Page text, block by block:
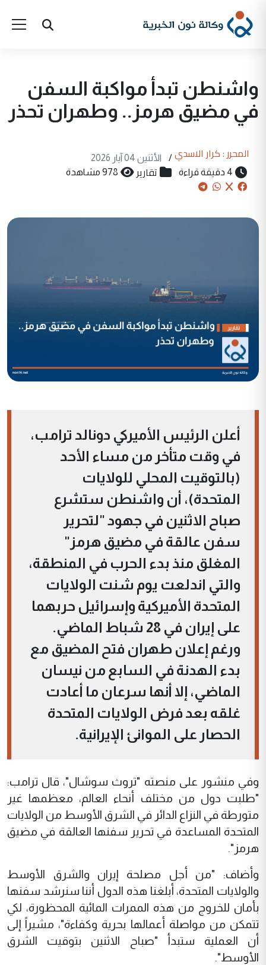
واشنطن تبدأ مواكبة السفن
في مضيق هرمز.. وطهران تحذر
المحرر : كرار الاسدي /
الأثنين 04 آيار 2026
4 دقيقة قراءة
تقارير 978 مشاهدة
أعلن الرئيس الأميركي دونالد ترامب،
في وقت متأخر من مساء الأحد
(بالتوقيت المحلي للولايات
المتحدة)، أن واشنطن ستشرع
صباح الاثنين في جهود "لتحرير
سفن عالقة في مضيق هرمز"
المغلق منذ بدء الحرب في المنطقة،
والتي اندلعت يوم شنت الولايات
المتحدة الأميركية وإسرائيل حربهما
على إيران في 28 شباط الماضي.
ورغم إعلان طهران فتح المضيق مع
بدء الهدنة في السابع من نيسان
الماضي، إلا أنها سرعان ما أعادت
غلقه بعد فرض الولايات المتحدة
الحصار على الموانئ الإيرانية.
وفي منشور على منصته "تروث سوشال"، قال ترامب:
"طلبت دول من مختلف أنحاء العالم، معظمها غير
متورطة في النزاع الدائر في الشرق الأوسط من الولايات
المتحدة المساعدة في تحرير سفنها العالقة في مضيق
هرمز".
وأضاف: "من أجل مصلحة إيران والشرق الأوسط
والولايات المتحدة، أبلغنا هذه الدول أننا سنرشد سفنها
بأمان للخروج من هذه الممرات المائية المحظورة، لكي
تتمكن من مواصلة أعمالها بحرية وكفاءة"، مشيراً إلى
أن العملية ستبدأ "صباح الاثنين بتوقيت الشرق
الأوسط".